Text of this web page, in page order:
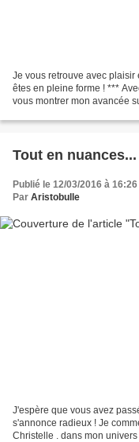
Je vous retrouve avec
êtes en pleine forme ! ***
vous montrer mon avancée
Tout en nuances...
Publié le 12/03/2016 à 16:26
Par Aristobulle
J'espère que vous avez
s'annonce radieux ! Je
Christelle . dans mon